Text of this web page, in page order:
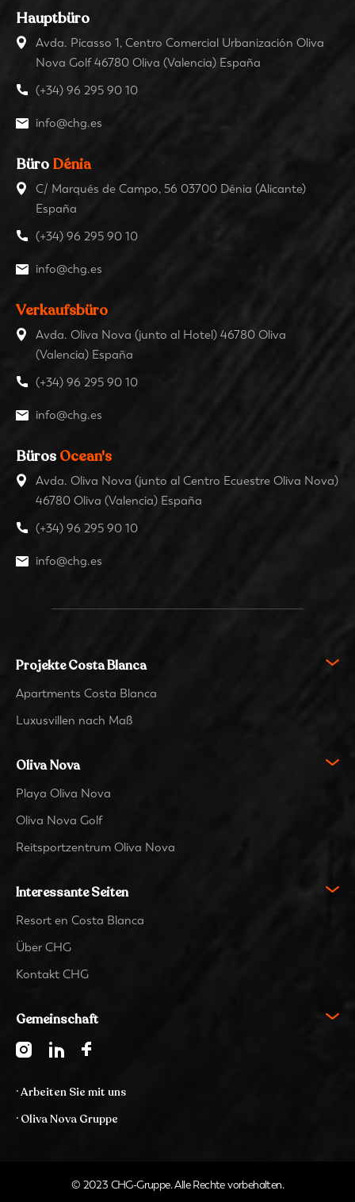
Hauptbüro
Avda. Picasso 1, Centro Comercial Urbanización Oliva
Nova Golf 46780 Oliva (Valencia) España
(+34) 96 295 90 10
info@chg.es
Büro Dénia
C/ Marqués de Campo, 56 03700 Dénia (Alicante)
España
(+34) 96 295 90 10
info@chg.es
Verkaufsbüro
Avda. Oliva Nova (junto al Hotel) 46780 Oliva
(Valencia) España
(+34) 96 295 90 10
info@chg.es
Büros Ocean's
Avda. Oliva Nova (junto al Centro Ecuestre Oliva Nova)
46780 Oliva (Valencia) España
(+34) 96 295 90 10
info@chg.es
Projekte Costa Blanca
Apartments Costa Blanca
Luxusvillen nach Maß
Oliva Nova
Playa Oliva Nova
Oliva Nova Golf
Reitsportzentrum Oliva Nova
Interessante Seiten
Resort en Costa Blanca
Über CHG
Kontakt CHG
Gemeinschaft
· Arbeiten Sie mit uns
· Oliva Nova Gruppe
© 2023 CHG-Gruppe. Alle Rechte vorbehalten.